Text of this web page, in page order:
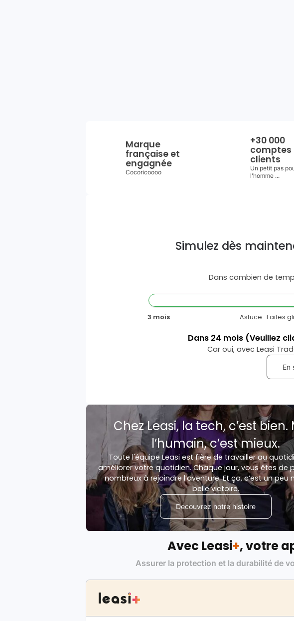
Marque
française et
engagnée
Cocoricoooo
+30 000
comptes
clients
Un petit pas
l'homme ...
Simulez dès
Dans combien de
3 mois Astuce : Faites
Dans 24 mois (Veuillez
Car oui, avec Leasi
En
Chez Leasi, la tech, c’est bien.
l’humain, c’est mieux.
Toute l'équipe Leasi est fière de travailler au
améliorer votre quotidien. Chaque jour, vous êtes de
nombreux à rejoindre l’aventure. Et ça, c’est un peu
belle victoire.
Découvrez notre histoire
Avec Leasi+, votre
Assurer la protection et la durabilité de